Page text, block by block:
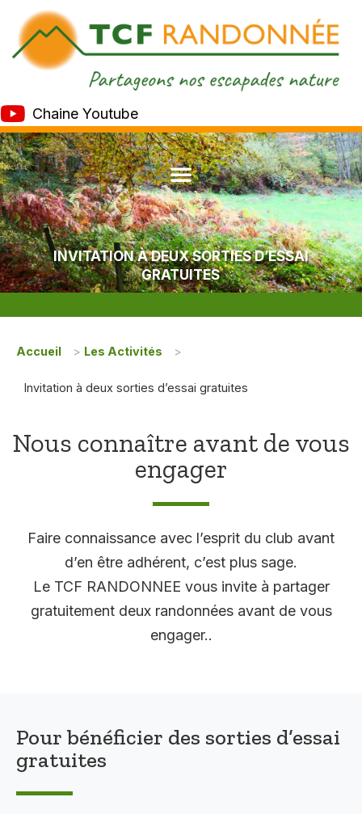
Chaine Youtube
INVITATION À DEUX SORTIES D’ESSAI
GRATUITES
Accueil > Les Activités >
Invitation à deux sorties d’essai gratuites
Nous connaître avant de vous
engager
Faire connaissance avec l’esprit du club avant
d’en être adhérent, c’est plus sage.
Le TCF RANDONNEE vous invite à partager
gratuitement deux randonnées avant de vous
engager..
Pour bénéficier des sorties d’essai
gratuites